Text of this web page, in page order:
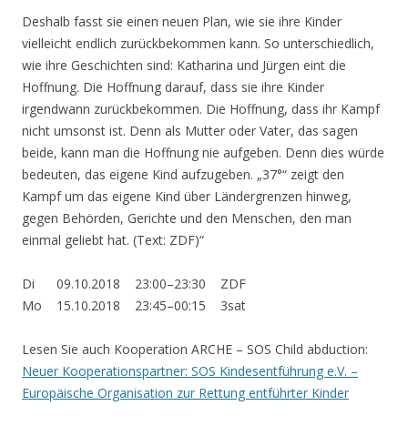
Deshalb fasst sie einen neuen Plan, wie sie ihre Kinder
vielleicht endlich zurückbekommen kann. So unterschiedlich,
wie ihre Geschichten sind: Katharina und Jürgen eint die
Hoffnung. Die Hoffnung darauf, dass sie ihre Kinder
irgendwann zurückbekommen. Die Hoffnung, dass ihr Kampf
nicht umsonst ist. Denn als Mutter oder Vater, das sagen
beide, kann man die Hoffnung nie aufgeben. Denn dies würde
bedeuten, das eigene Kind aufzugeben. „37°“ zeigt den
Kampf um das eigene Kind über Ländergrenzen hinweg,
gegen Behörden, Gerichte und den Menschen, den man
einmal geliebt hat. (Text: ZDF)“
Di 09.10.2018 23:00–23:30 ZDF
Mo 15.10.2018 23:45–00:15 3sat
Lesen Sie auch Kooperation ARCHE – SOS Child abduction:
Neuer Kooperationspartner: SOS Kindesentführung e.V. –
Europäische Organisation zur Rettung entführter Kinder